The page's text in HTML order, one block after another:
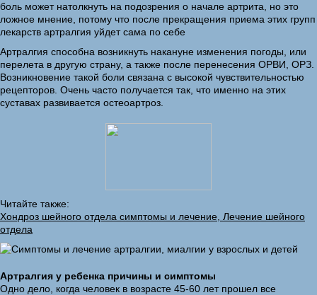
боль может натолкнуть на подозрения о начале артрита, но это
ложное мнение, потому что после прекращения приема этих групп
лекарств артралгия уйдет сама по себе
Артралгия способна возникнуть накануне изменения погоды, или
перелета в другую страну, а также после перенесения ОРВИ, ОРЗ.
Возникновение такой боли связана с высокой чувствительностью
рецепторов. Очень часто получается так, что именно на этих
суставах развивается остеоартроз.
Читайте также:
Хондроз шейного отдела симптомы и лечение, Лечение шейного
отдела
Артралгия у ребенка причины и симптомы
Одно дело, когда человек в возрасте 45-60 лет прошел все